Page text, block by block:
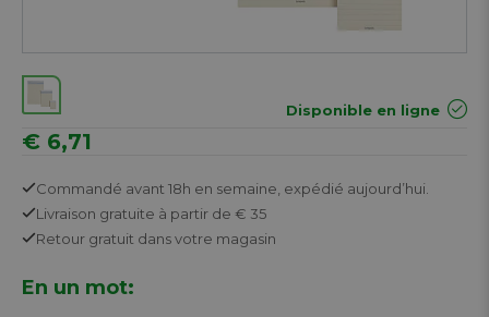
Disponible en ligne
€ 6,71
Commandé avant 18h en semaine, expédié aujourd’hui.
Livraison gratuite à partir de € 35
Retour gratuit dans votre magasin
En un mot: